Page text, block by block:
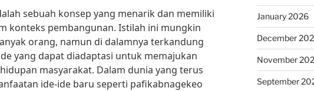
sebuah konsep yang menarik dan memiliki
konteks pembangunan. Istilah ini mungkin
orang, namun di dalamnya terkandung
yang dapat diadaptasi untuk memajukan
masyarakat. Dalam dunia yang terus
ide-ide baru seperti pafikabnagekeo
January 2026
December
November
September